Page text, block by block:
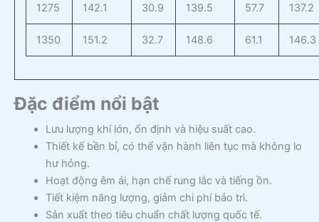
1275 142.1 30.9 139.5 57.7 137.2
1350 151.2 32.7 148.6 61.1 146.3
Đặc điểm nổi bật
Lưu lượng khí lớn, ổn định và hiệu suất cao.
Thiết kế bền bỉ, có thể vận hành liên tục mà không lo
hư hỏng.
Hoạt động êm ái, hạn chế rung lắc và tiếng ồn.
Tiết kiệm năng lượng, giảm chi phí bảo trì.
Sản xuất theo tiêu chuẩn chất lượng quốc tế.